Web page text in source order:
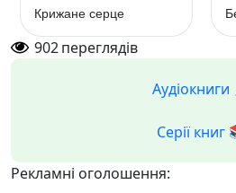
Крижане серце
902переглядів
Аудіокниги
Серії книг
Рекламні оголошення: